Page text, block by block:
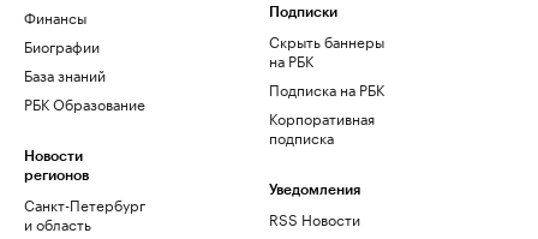
Финансы
Биографии
База знаний
РБК Образование
Новости
регионов
Санкт-Петербург
и область
Подписки
Скрыть баннеры
на РБК
Подписка на РБК
Корпоративная
подписка
Уведомления
RSS Новости